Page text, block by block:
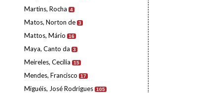
Martins, Rocha 4
Matos, Norton de 3
Mattos, Mário 16
Maya, Canto da 3
Meireles, Cecília 15
Mendes, Francisco 17
Miguéis, José Rodrigues 105